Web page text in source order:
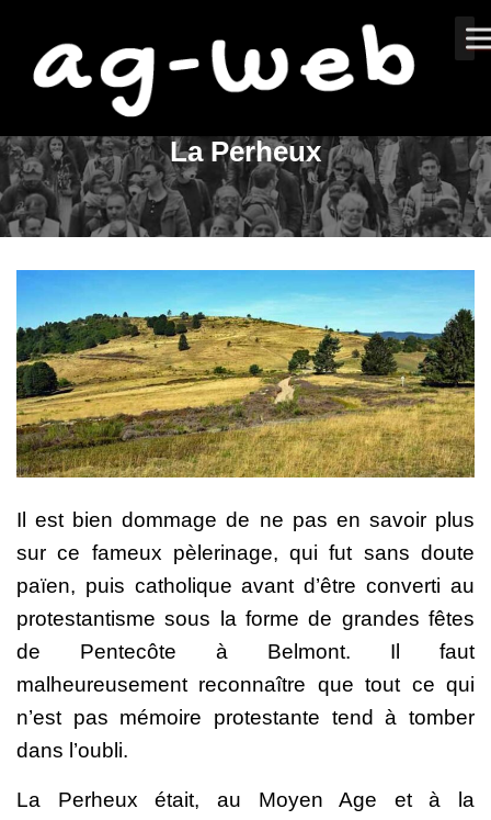
La Perheux
Il est bien dommage de ne pas en savoir plus
sur ce fameux pèlerinage, qui fut sans doute
païen, puis catholique avant d’être converti au
protestantisme sous la forme de grandes fêtes
de Pentecôte à Belmont. Il faut
malheureusement reconnaître que tout ce qui
n’est pas mémoire protestante tend à tomber
dans l’oubli.
La Perheux était, au Moyen Age et à la